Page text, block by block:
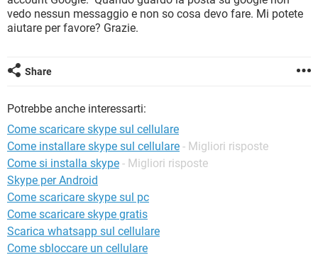
TIKTOK FACEBOOK
HARDWARE
vedo nessun messaggio e non so cosa devo fare. Mi potete
aiutare per favore? Grazie.
Share
Potrebbe anche interessarti:
Come scaricare skype sul cellulare
Come installare skype sul cellulare - Migliori risposte
Come si installa skype - Migliori risposte
Skype per Android
Come scaricare skype sul pc
Come scaricare skype gratis
Scarica whatsapp sul cellulare
Come sbloccare un cellulare